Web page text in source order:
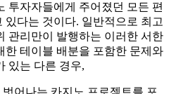
투자자들에게 주어졌던 모든 편
있다는 것이다. 일반적으로 최고
관리만이 발행하는 이러한 서한
한 테이블 배분을 포함한 문제와
있는 다른 경우,